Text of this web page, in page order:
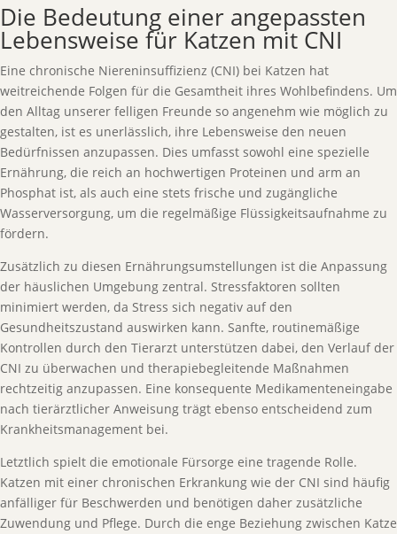
Die Bedeutung einer angepassten
Lebensweise für Katzen mit CNI
Eine chronische Niereninsuffizienz (CNI) bei Katzen hat
weitreichende Folgen für die Gesamtheit ihres Wohlbefindens. Um
den Alltag unserer felligen Freunde so angenehm wie möglich zu
gestalten, ist es unerlässlich, ihre Lebensweise den neuen
Bedürfnissen anzupassen. Dies umfasst sowohl eine spezielle
Ernährung, die reich an hochwertigen Proteinen und arm an
Phosphat ist, als auch eine stets frische und zugängliche
Wasserversorgung, um die regelmäßige Flüssigkeitsaufnahme zu
fördern.
Zusätzlich zu diesen Ernährungsumstellungen ist die Anpassung
der häuslichen Umgebung zentral. Stressfaktoren sollten
minimiert werden, da Stress sich negativ auf den
Gesundheitszustand auswirken kann. Sanfte, routinemäßige
Kontrollen durch den Tierarzt unterstützen dabei, den Verlauf der
CNI zu überwachen und therapiebegleitende Maßnahmen
rechtzeitig anzupassen. Eine konsequente Medikamenteneingabe
nach tierärztlicher Anweisung trägt ebenso entscheidend zum
Krankheitsmanagement bei.
Letztlich spielt die emotionale Fürsorge eine tragende Rolle.
Katzen mit einer chronischen Erkrankung wie der CNI sind häufig
anfälliger für Beschwerden und benötigen daher zusätzliche
Zuwendung und Pflege. Durch die enge Beziehung zwischen Katze